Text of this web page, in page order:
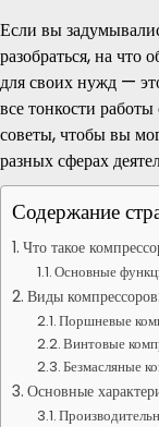
Если вы
разобраться, на
для своих нужд —
все тонкости
советы, чтобы вы
разных сферах
Содержание
Что такое
Основные
Виды
Поршневые
Винтовые
Безмасляные
Основные